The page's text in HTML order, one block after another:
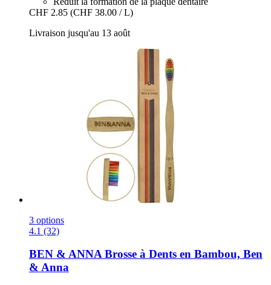
CHF 2.85 (CHF 38.00 / L)
Livraison jusqu'au 13 août
3 options
4.1 (32)
BEN & ANNABrosse à Dents en Bambou, Ben
& Anna